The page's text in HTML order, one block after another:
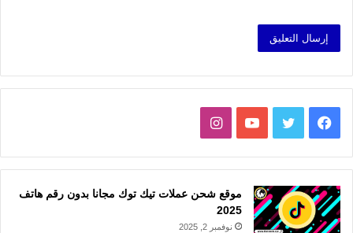
فيسبوك تويتر يوتيوبانستقرام
موقع شحن عملات تيك توك مجانا بدون رقم هاتف
2025
نوفمبر 2, 2025